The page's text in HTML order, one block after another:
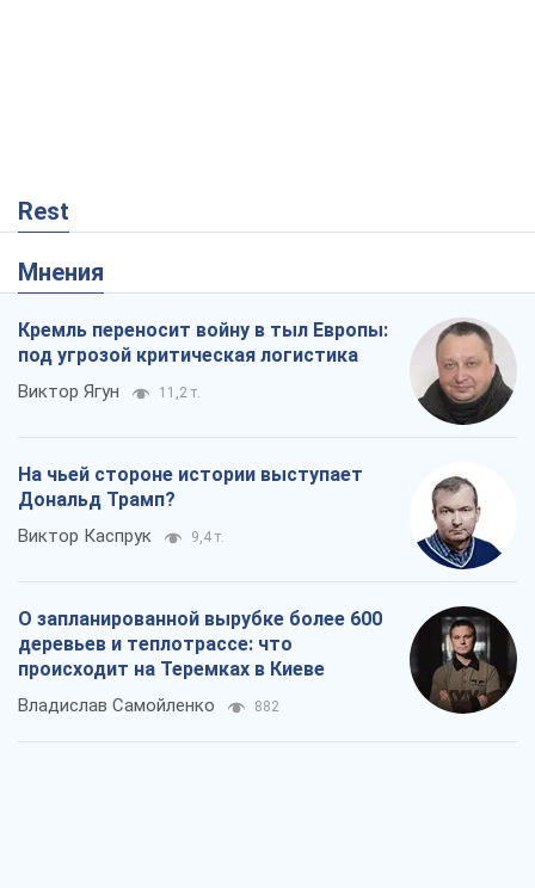
Rest
Мнения
Кремль переносит войну в тыл Европы:
под угрозой критическая логистика
Виктор Ягун 11,2 т.
На чьей стороне истории выступает
Дональд Трамп?
Виктор Каспрук 9,4 т.
О запланированной вырубке более 600
деревьев и теплотрассе: что
происходит на Теремках в Киеве
Владислав Самойленко 882